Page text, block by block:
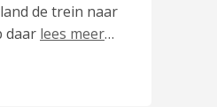
de trein naar
daar lees meer…